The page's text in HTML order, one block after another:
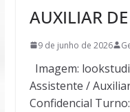
AUXILIAR
9 de junho de 2026
Imagem:
Assistente /
Confidencial